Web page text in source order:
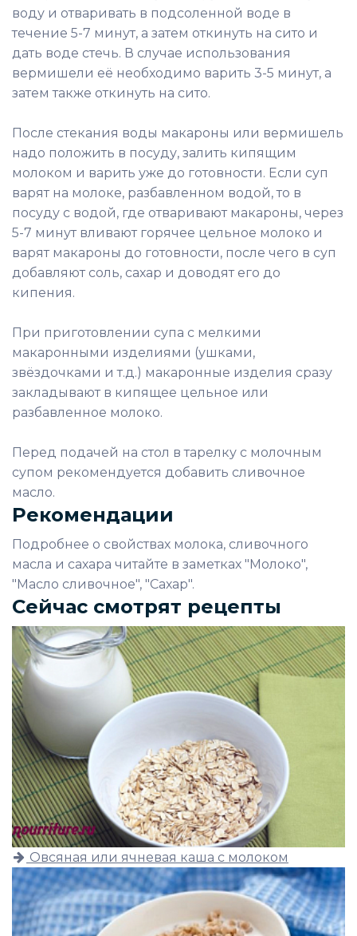
воду и отваривать в подсоленной воде в
течение 5-7 минут, а затем откинуть на сито и
дать воде стечь. В случае использования
вермишели её необходимо варить 3-5 минут, а
затем также откинуть на сито.
После стекания воды макароны или вермишель
надо положить в посуду, залить кипящим
молоком и варить уже до готовности. Если суп
варят на молоке, разбавленном водой, то в
посуду с водой, где отваривают макароны, через
5-7 минут вливают горячее цельное молоко и
варят макароны до готовности, после чего в суп
добавляют соль, сахар и доводят его до
кипения.
При приготовлении супа с мелкими
макаронными изделиями (ушками,
звёздочками и т.д.) макаронные изделия сразу
закладывают в кипящее цельное или
разбавленное молоко.
Перед подачей на стол в тарелку с молочным
супом рекомендуется добавить сливочное
масло.
Рекомендации
Подробнее о свойствах молока, сливочного
масла и сахара читайте в заметках "Молоко",
"Масло сливочное", "Сахар".
Сейчас смотрят рецепты
Овсяная или ячневая каша с молоком